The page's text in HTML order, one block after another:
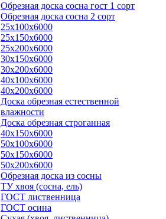
Обрезная доска сосна гост 1 сорт
Обрезная доска сосна 2 сорт
25х100х6000
25х150х6000
25х200х6000
30х150х6000
30х200х6000
40х100х6000
40х200х6000
Доска обрезная естественной
влажности
Доска обрезная строганная
40х150х6000
50х100х6000
50х150х6000
50х200х6000
Обрезная доска из сосны
ТУ хвоя (сосна, ель)
ГОСТ лиственница
ГОСТ осина